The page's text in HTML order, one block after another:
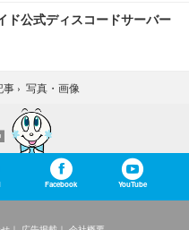
公式ディスコードサーバー
事 › 写真・画像
Facebook YouTube